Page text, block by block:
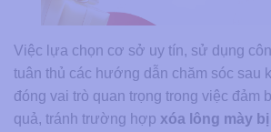
Việc lựa chọn cơ sở uy tín, sử dụng
tuân thủ các hướng dẫn chăm sóc sau
đóng vai trò quan trọng trong việc đảm
quả, tránh trường hợp xóa lông mày